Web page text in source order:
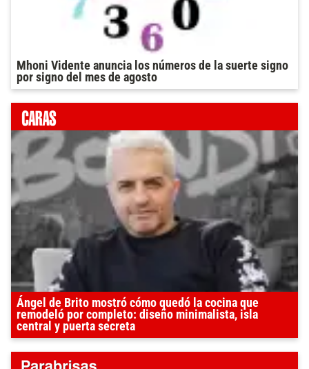
Mhoni Vidente anuncia los números de la suerte signo
por signo del mes de agosto
Ángel de Brito mostró cómo quedó la cocina que
remodeló por completo: diseño minimalista, isla
central y puerta secreta